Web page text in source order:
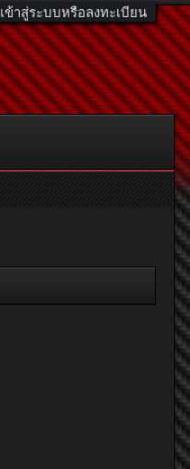
เข้าสู่ระบบหรือลงทะเบียน